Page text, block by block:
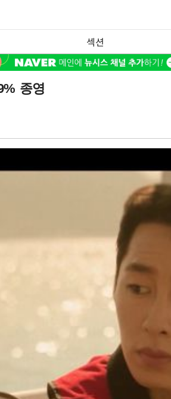
섹션
종영